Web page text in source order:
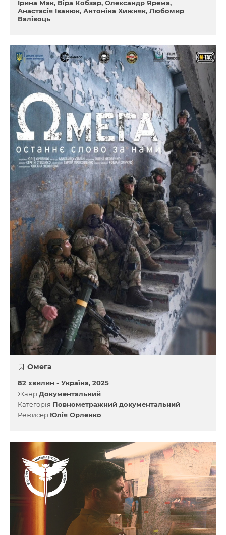
Ірина Мак Віра Кобзар Олександр Ярема
Анастасія Іванюк Антоніна Хижняк Любомир
Валівоць
Омега
82 хвилин - Україна 2025
ЖанрДокументальний
Категорія Повнометражний документальний
Режисер Юлія Орленко